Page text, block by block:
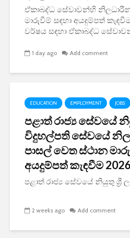
ඒකාබද්ධ සේවාවන්හි
මාරුවීම් සඳහා අයදුම්පත්
වර්ෂය සඳහා ඒකාබද්ධ
1 day ago Add comment
EDUCATION EMPLOYMENT JOBS
පළාත් රාජ්‍ය සේවයේ
විදුහල්පති සේවයේ
පාසල් වෙත ස්ථාන
අයදුම්පත් කැඳවීම 2026
පළාත් රාජ්‍ය සේවයේ නියුතු ශ්‍රී
2 weeks ago Add comment